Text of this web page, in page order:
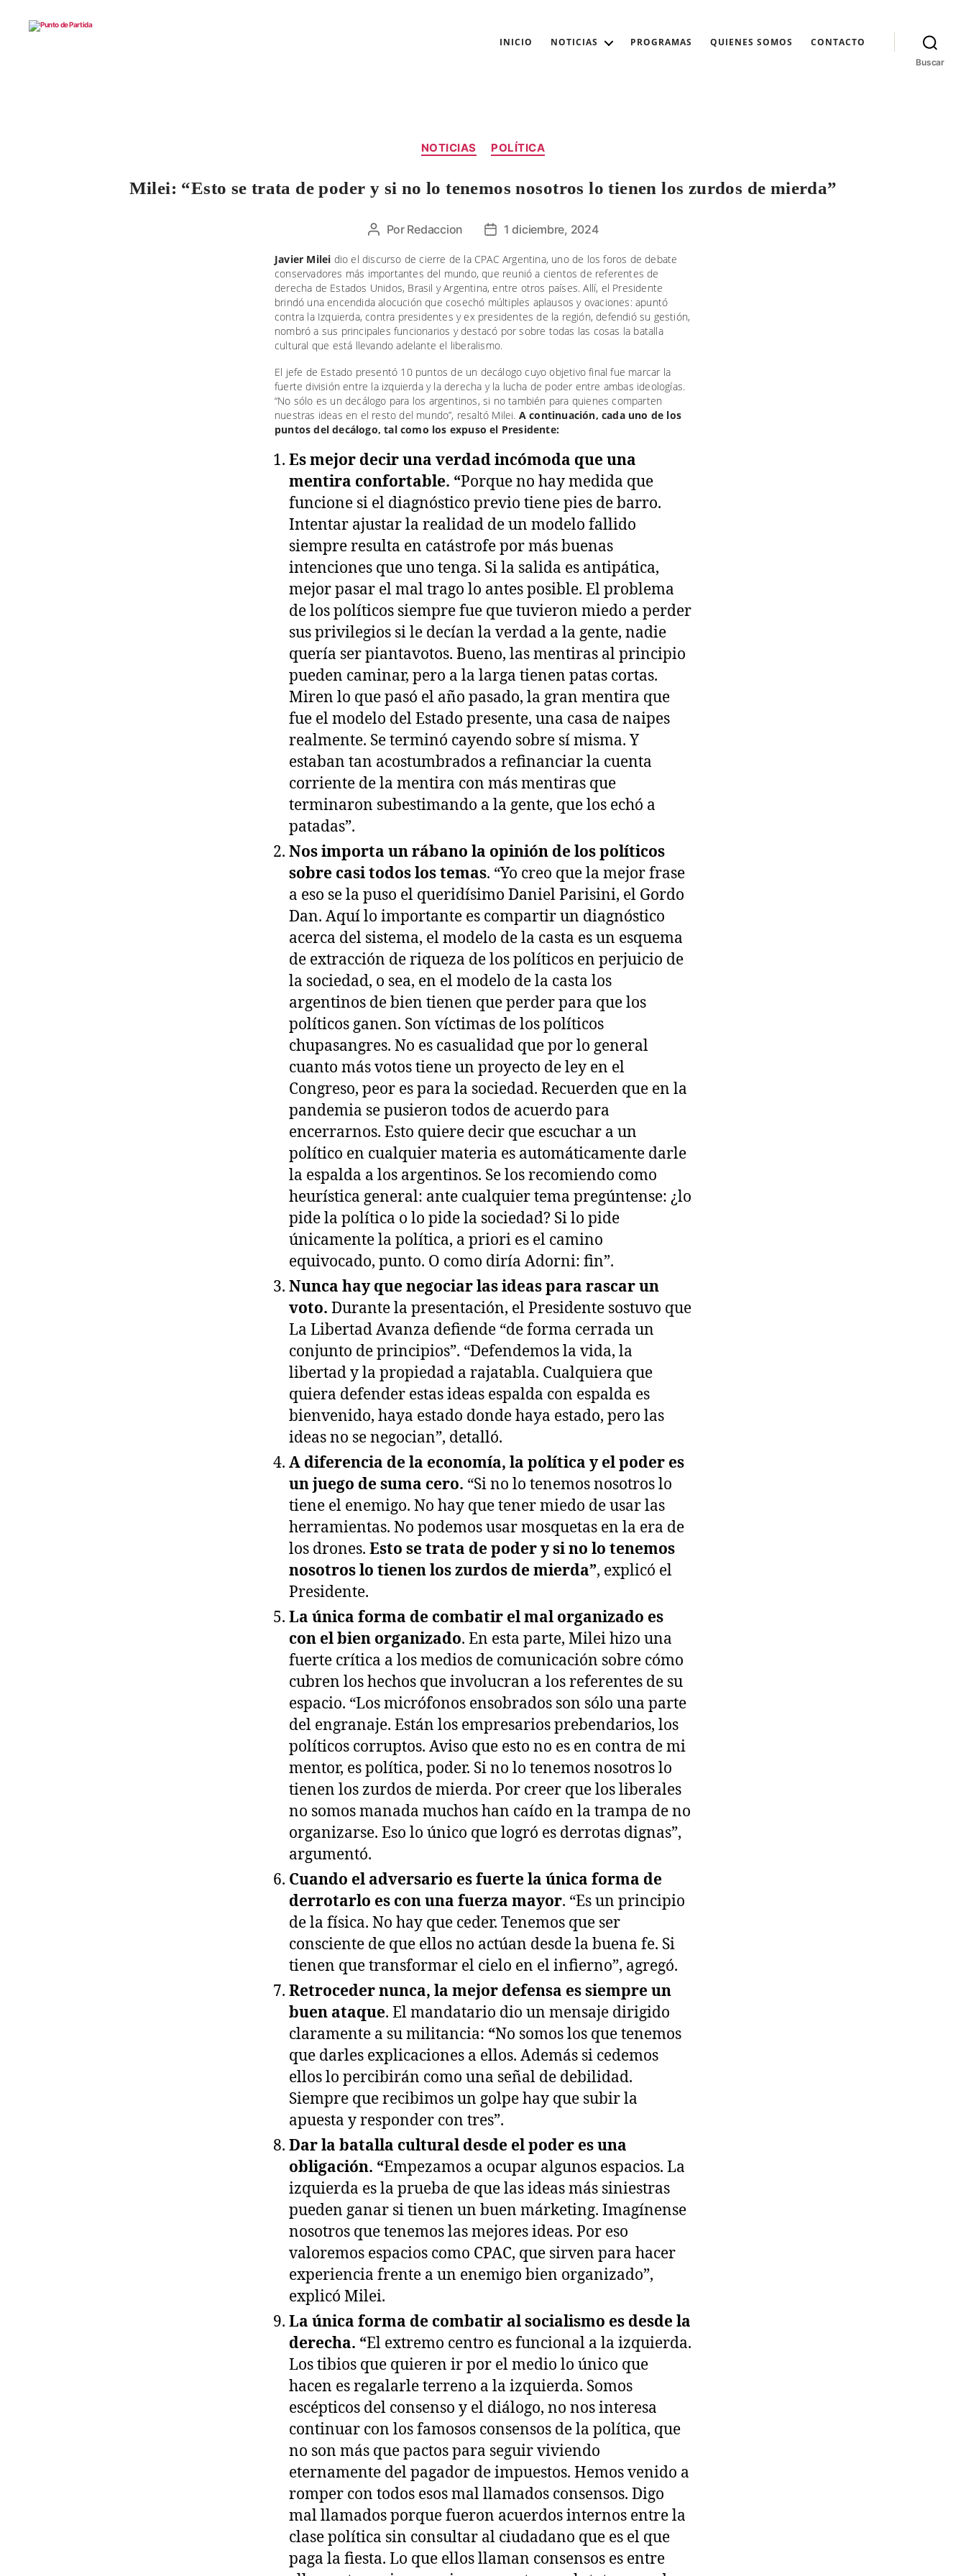
INICIO NOTICIAS PROGRAMAS QUIENES SOMOS CONTACTO
Buscar
NOTICIAS POLÍTICA
Milei: “Esto se trata de poder y si no lo tenemos nosotros lo tienen los zurdos de mierda”
Autor
la
entrada
Por Redaccion
Fecha
la
entrada
1 diciembre, 2024
Javier Milei dio el discurso de cierre de la CPAC Argentina, uno de los foros de debate
conservadores más importantes del mundo, que reunió a cientos de referentes de
derecha de Estados Unidos, Brasil y Argentina, entre otros países. Allí, el Presidente
brindó una encendida alocución que cosechó múltiples aplausos y ovaciones: apuntó
contra la Izquierda, contra presidentes y ex presidentes de la región, defendió su gestión,
nombró a sus principales funcionarios y destacó por sobre todas las cosas la batalla
cultural que está llevando adelante el liberalismo.
El jefe de Estado presentó 10 puntos de un decálogo cuyo objetivo final fue marcar la
fuerte división entre la izquierda y la derecha y la lucha de poder entre ambas ideologías.
“No sólo es un decálogo para los argentinos, si no también para quienes comparten
nuestras ideas en el resto del mundo”, resaltó Milei. A continuación, cada uno de los
puntos del decálogo, tal como los expuso el Presidente:
Es mejor decir una verdad incómoda que una
mentira confortable. “Porque no hay medida que
funcione si el diagnóstico previo tiene pies de barro.
Intentar ajustar la realidad de un modelo fallido
siempre resulta en catástrofe por más buenas
intenciones que uno tenga. Si la salida es antipática,
mejor pasar el mal trago lo antes posible. El problema
de los políticos siempre fue que tuvieron miedo a perder
sus privilegios si le decían la verdad a la gente, nadie
quería ser piantavotos. Bueno, las mentiras al principio
pueden caminar, pero a la larga tienen patas cortas.
Miren lo que pasó el año pasado, la gran mentira que
fue el modelo del Estado presente, una casa de naipes
realmente. Se terminó cayendo sobre sí misma. Y
estaban tan acostumbrados a refinanciar la cuenta
corriente de la mentira con más mentiras que
terminaron subestimando a la gente, que los echó a
patadas”.
Nos importa un rábano la opinión de los políticos
sobre casi todos los temas. “Yo creo que la mejor frase
a eso se la puso el queridísimo Daniel Parisini, el Gordo
Dan. Aquí lo importante es compartir un diagnóstico
acerca del sistema, el modelo de la casta es un esquema
de extracción de riqueza de los políticos en perjuicio de
la sociedad, o sea, en el modelo de la casta los
argentinos de bien tienen que perder para que los
políticos ganen. Son víctimas de los políticos
chupasangres. No es casualidad que por lo general
cuanto más votos tiene un proyecto de ley en el
Congreso, peor es para la sociedad. Recuerden que en la
pandemia se pusieron todos de acuerdo para
encerrarnos. Esto quiere decir que escuchar a un
político en cualquier materia es automáticamente darle
la espalda a los argentinos. Se los recomiendo como
heurística general: ante cualquier tema pregúntense: ¿lo
pide la política o lo pide la sociedad? Si lo pide
únicamente la política, a priori es el camino
equivocado, punto. O como diría Adorni: fin”.
Nunca hay que negociar las ideas para rascar un
voto. Durante la presentación, el Presidente sostuvo que
La Libertad Avanza defiende “de forma cerrada un
conjunto de principios”. “Defendemos la vida, la
libertad y la propiedad a rajatabla. Cualquiera que
quiera defender estas ideas espalda con espalda es
bienvenido, haya estado donde haya estado, pero las
ideas no se negocian”, detalló.
A diferencia de la economía, la política y el poder es
un juego de suma cero. “Si no lo tenemos nosotros lo
tiene el enemigo. No hay que tener miedo de usar las
herramientas. No podemos usar mosquetas en la era de
los drones. Esto se trata de poder y si no lo tenemos
nosotros lo tienen los zurdos de mierda”, explicó el
Presidente.
La única forma de combatir el mal organizado es
con el bien organizado. En esta parte, Milei hizo una
fuerte crítica a los medios de comunicación sobre cómo
cubren los hechos que involucran a los referentes de su
espacio. “Los micrófonos ensobrados son sólo una parte
del engranaje. Están los empresarios prebendarios, los
políticos corruptos. Aviso que esto no es en contra de mi
mentor, es política, poder. Si no lo tenemos nosotros lo
tienen los zurdos de mierda. Por creer que los liberales
no somos manada muchos han caído en la trampa de no
organizarse. Eso lo único que logró es derrotas dignas”,
argumentó.
Cuando el adversario es fuerte la única forma de
derrotarlo es con una fuerza mayor. “Es un principio
de la física. No hay que ceder. Tenemos que ser
consciente de que ellos no actúan desde la buena fe. Si
tienen que transformar el cielo en el infierno”, agregó.
Retroceder nunca, la mejor defensa es siempre un
buen ataque. El mandatario dio un mensaje dirigido
claramente a su militancia: “No somos los que tenemos
que darles explicaciones a ellos. Además si cedemos
ellos lo percibirán como una señal de debilidad.
Siempre que recibimos un golpe hay que subir la
apuesta y responder con tres”.
Dar la batalla cultural desde el poder es una
obligación. “Empezamos a ocupar algunos espacios. La
izquierda es la prueba de que las ideas más siniestras
pueden ganar si tienen un buen márketing. Imagínense
nosotros que tenemos las mejores ideas. Por eso
valoremos espacios como CPAC, que sirven para hacer
experiencia frente a un enemigo bien organizado”,
explicó Milei.
La única forma de combatir al socialismo es desde la
derecha. “El extremo centro es funcional a la izquierda.
Los tibios que quieren ir por el medio lo único que
hacen es regalarle terreno a la izquierda. Somos
escépticos del consenso y el diálogo, no nos interesa
continuar con los famosos consensos de la política, que
no son más que pactos para seguir viviendo
eternamente del pagador de impuestos. Hemos venido a
romper con todos esos mal llamados consensos. Digo
mal llamados porque fueron acuerdos internos entre la
clase política sin consultar al ciudadano que es el que
paga la fiesta. Lo que ellos llaman consensos es entre